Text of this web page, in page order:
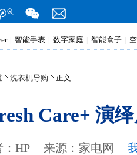
智能手表 数字家庭 智能盒子
洗衣机导购 正文
Care+ 演
HP 来源： 家电网